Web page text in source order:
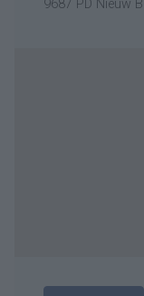
9687 PD Nieuw